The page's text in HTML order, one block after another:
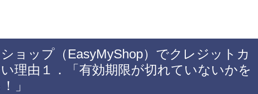
ョップ（EasyMyShop）でクレジットカ
理由１．「有効期限が切れていないかを
」